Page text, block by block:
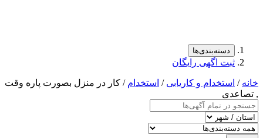
اگهی رایگان
و کاریابی / استخدام/ کار در منزل بصورت پاره وقت